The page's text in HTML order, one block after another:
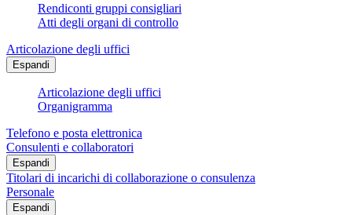
Rendiconti gruppi consigliari
Atti degli organi di controllo
Articolazione degli uffici
Espandi
Articolazione degli uffici
Organigramma
Telefono e posta elettronica
Consulenti e collaboratori
Espandi
Titolari di incarichi di collaborazione o consulenza
Personale
Espandi